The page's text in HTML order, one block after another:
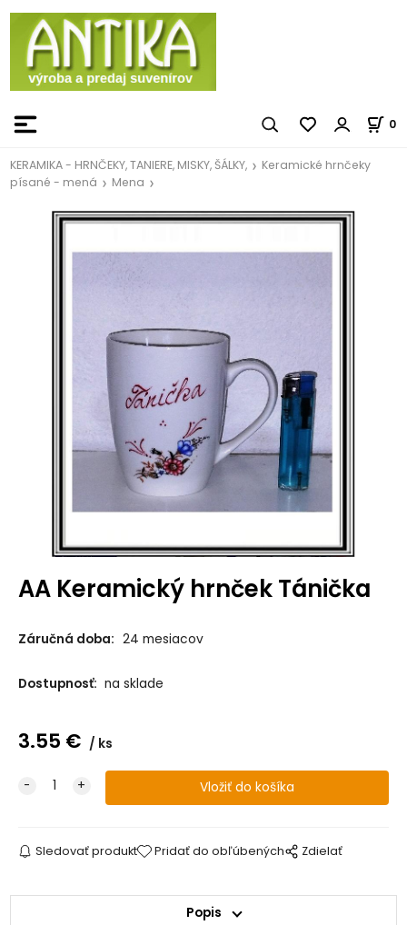
0
KERAMIKA - HRNČEKY, TANIERE, MISKY, ŠÁLKY,
Keramické hrnčeky
písané - mená
Mena
AA Keramický hrnček Tánička
Záručná doba: 24 mesiacov
Dostupnosť: na sklade
3.55 € ks
Sledovať produkt Pridať do obľúbených Zdielať
Popis